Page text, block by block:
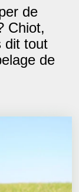
de
Chiot,
dit tout
de